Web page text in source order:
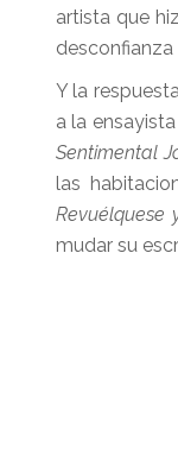
artista que
Y la
a la
Sentimental
las
Revuélquese
mudar su